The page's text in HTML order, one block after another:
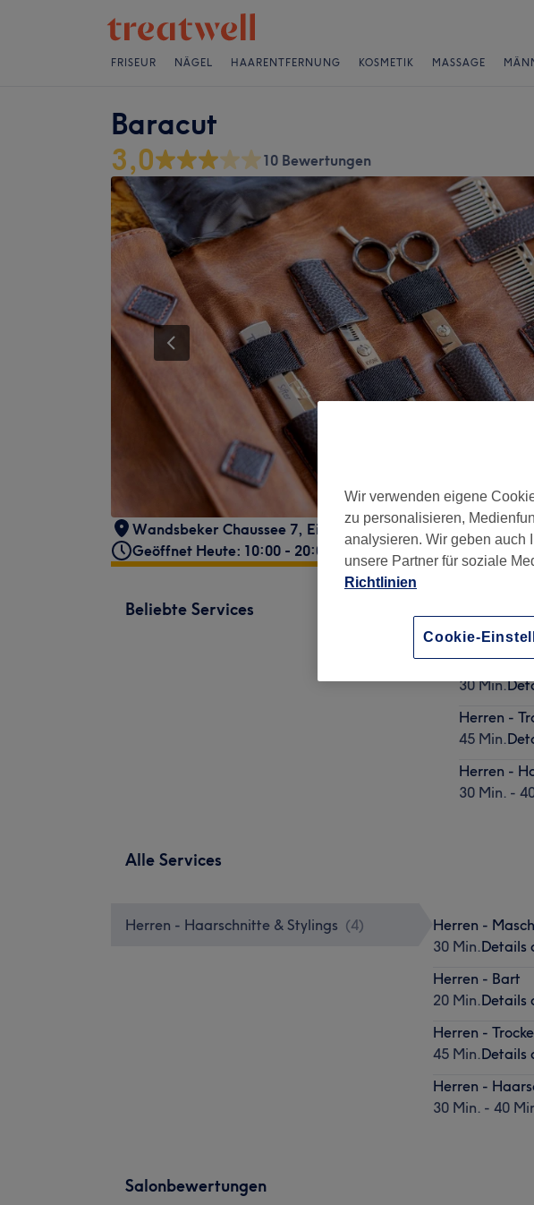
FRISEUR NÄGEL HAARENTFERNUNG KOSMETIK MASSAGE
Baracut
3,0 10 Bewertungen
Wandsbeker Chaussee 7, Eilbek, Hamburg, 22089
Geöffnet Heute: 10:00 - 20:00
Beliebte Services
20 Min.
Herren -
30 Min.
Herren -
45 Min.
Herren -
30 Min. -
Alle Services
Herren - Haarschnitte & Stylings (4)
Herren -
30 Min.Details
Herren - Bart
20 Min.Details
Herren -
45 Min.Details
Herren -
30 Min. - 40
Salonbewertungen
Wir verwenden eigene
zu personalisieren,
analysieren. Wir geben auch
unsere Partner für soziale
Richtlinien
Cookie-